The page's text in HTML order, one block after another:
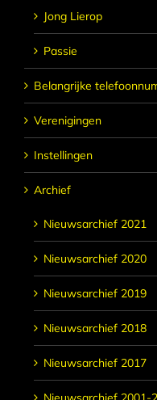
Jong Lierop
Passie
Belangrijke
Verenigingen
Instellingen
Archief
Nieuwsarchief 2021
Nieuwsarchief 2020
Nieuwsarchief 2019
Nieuwsarchief 2018
Nieuwsarchief 2017